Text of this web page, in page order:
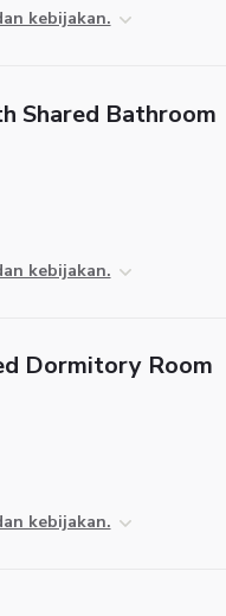
kebijakan.
Shared Bathroom
kebijakan.
Dormitory Room
kebijakan.